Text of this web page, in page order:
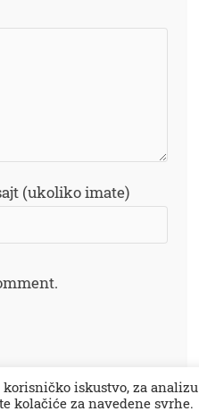
(ukoliko imate)
iskustvo, za analizu
kolačiće za navedene svrhe.